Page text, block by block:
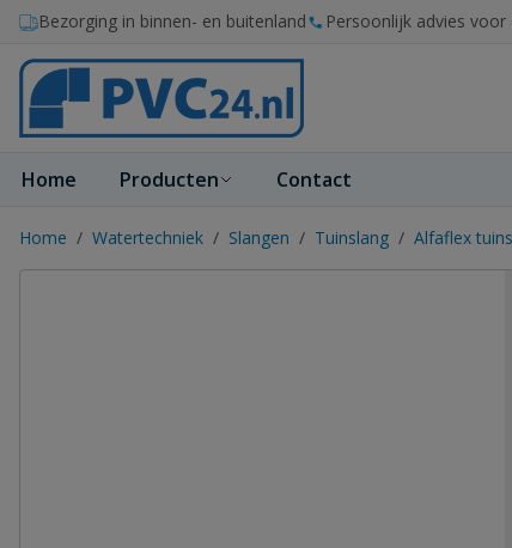
Ga naar de inhoud
Bezorging in binnen- en buitenland Persoonlijk advies voor
Home Producten Contact
Home / Watertechniek / Slangen / Tuinslang / Alfaflex